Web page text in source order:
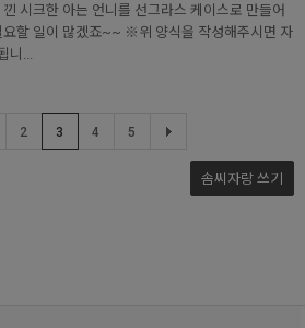
시크한 아는 언니를 선그라스 케이스로 만들어
요할 일이 많겠죠~~ ※위 양식을 작성해주시면 자
...
2 3 4 5
솜씨자랑 쓰기